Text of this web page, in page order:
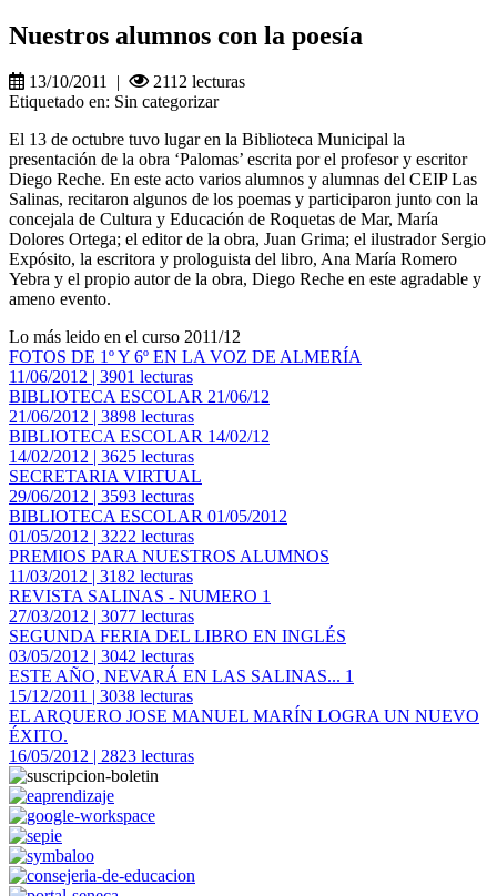
Nuestros alumnos con la poesía
13/10/2011 |
2112 lecturas
Etiquetado en: Sin categorizar
El 13 de octubre tuvo lugar en la Biblioteca Municipal la
presentación de la obra ‘Palomas’ escrita por el profesor y escritor
Diego Reche. En este acto varios alumnos y alumnas del CEIP Las
Salinas, recitaron algunos de los poemas y participaron junto con la
concejala de Cultura y Educación de Roquetas de Mar, María
Dolores Ortega; el editor de la obra, Juan Grima; el ilustrador Sergio
Expósito, la escritora y prologuista del libro, Ana María Romero
Yebra y el propio autor de la obra, Diego Reche en este agradable y
ameno evento.
Lo más leido en el curso 2011/12
FOTOS DE 1º Y 6º EN LA VOZ DE ALMERÍA
11/06/2012 | 3901 lecturas
BIBLIOTECA ESCOLAR 21/06/12
21/06/2012 | 3898 lecturas
BIBLIOTECA ESCOLAR 14/02/12
14/02/2012 | 3625 lecturas
SECRETARIA VIRTUAL
29/06/2012 | 3593 lecturas
BIBLIOTECA ESCOLAR 01/05/2012
01/05/2012 | 3222 lecturas
PREMIOS PARA NUESTROS ALUMNOS
11/03/2012 | 3182 lecturas
REVISTA SALINAS - NUMERO 1
27/03/2012 | 3077 lecturas
SEGUNDA FERIA DEL LIBRO EN INGLÉS
03/05/2012 | 3042 lecturas
ESTE AÑO, NEVARÁ EN LAS SALINAS... 1
15/12/2011 | 3038 lecturas
EL ARQUERO JOSE MANUEL MARÍN LOGRA UN NUEVO
ÉXITO.
16/05/2012 | 2823 lecturas